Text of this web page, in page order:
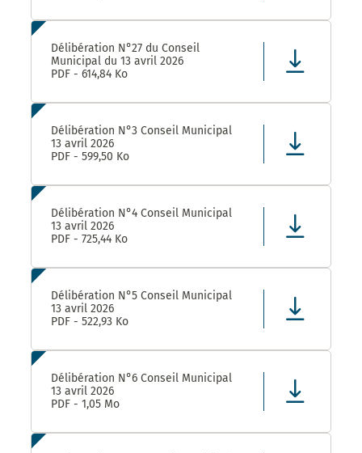
Délibération N°27 du Conseil
Municipal du 13 avril 2026
PDF - 614,84 Ko
Délibération N°3 Conseil Municipal
13 avril 2026
PDF - 599,50 Ko
Délibération N°4 Conseil Municipal
13 avril 2026
PDF - 725,44 Ko
Délibération N°5 Conseil Municipal
13 avril 2026
PDF - 522,93 Ko
Délibération N°6 Conseil Municipal
13 avril 2026
PDF - 1,05 Mo